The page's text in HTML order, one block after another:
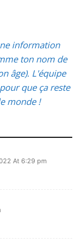
information
ton nom de
âge). L'équipe
que ça reste
monde !
At 6:29 pm